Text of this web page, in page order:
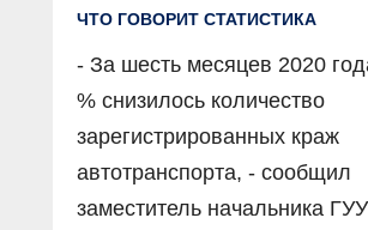
ЧТО ГОВОРИТ СТАТИСТИКА
- За шесть месяцев 2020
% снизилось количество
зарегистрированных краж
автотранспорта, - сообщил
заместитель начальника